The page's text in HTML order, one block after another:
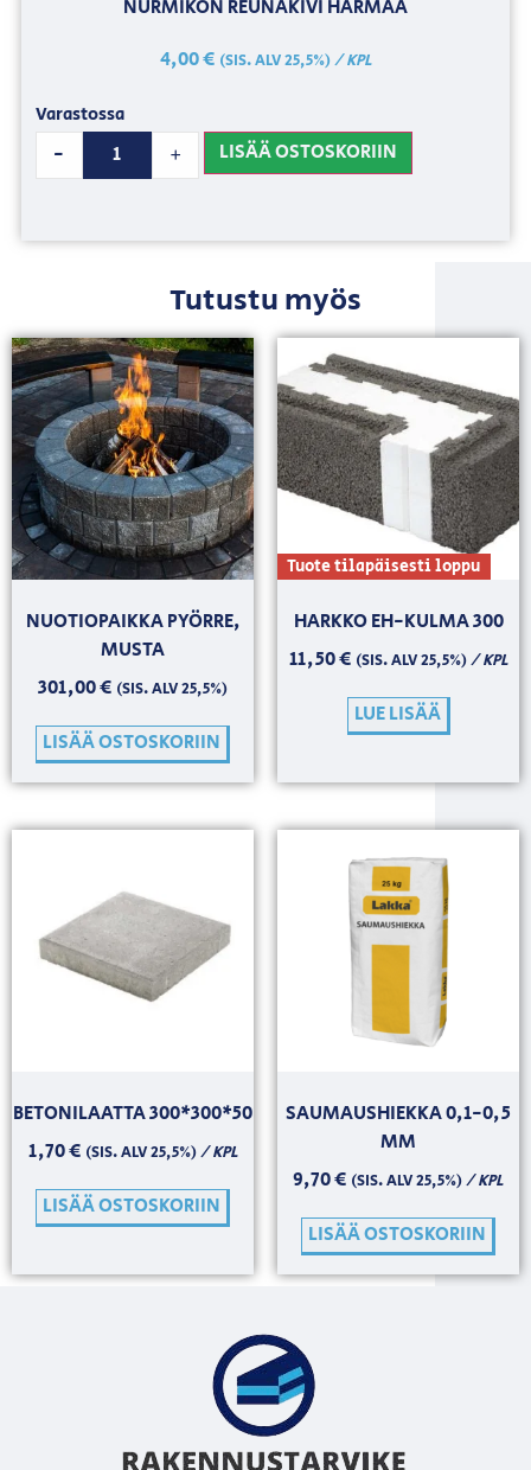
NURMIKON REUNAKIVI HARMAA
4,00€ (SIS. ALV 25,5%)/ KPL
Varastossa
- + LISÄÄ OSTOSKORIIN
Tutustu myös
NUOTIOPAIKKA PYÖRRE,
MUSTA
301,00€ (SIS. ALV 25,5%)
LISÄÄ OSTOSKORIIN
Tuote tilapäisesti loppu
HARKKO EH-KULMA 300
11,50€ (SIS. ALV 25,5%)/ KPL
LUE LISÄÄ
BETONILAATTA 300*300*50
1,70€ (SIS. ALV 25,5%)/ KPL
LISÄÄ OSTOSKORIIN
SAUMAUSHIEKKA 0,1-0,5
MM
9,70€ (SIS. ALV 25,5%)/ KPL
LISÄÄ OSTOSKORIIN